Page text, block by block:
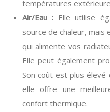
températures
Air/Eau : Elle utilise
source de chaleur, mais
qui alimente vos
Elle peut également
Son coût est plus élevé
elle offre une
confort thermique.